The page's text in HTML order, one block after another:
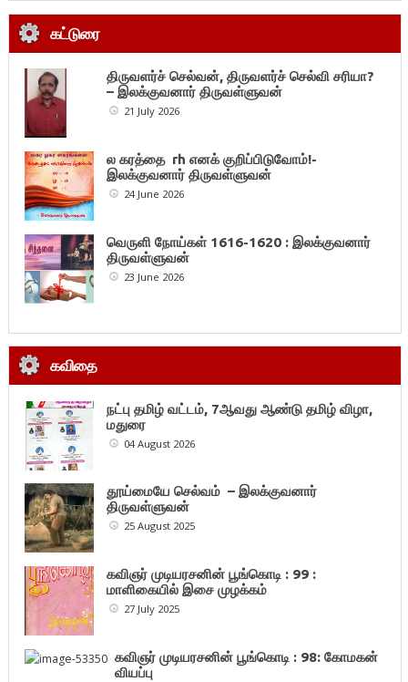
கட்டுரை
திருவளர்ச் செல்வன், திருவளர்ச் செல்வி சரியா?
– இலக்குவனார் திருவள்ளுவன்
21 July 2026
ல கரத்தை rh எனக் குறிப்பிடுவோம்!-
இலக்குவனார் திருவள்ளுவன்
24 June 2026
வெருளி நோய்கள் 1616-1620 : இலக்குவனார்
திருவள்ளுவன்
23 June 2026
கவிதை
நட்பு தமிழ் வட்டம், 7ஆவது ஆண்டு தமிழ் விழா,
மதுரை
04 August 2026
தூய்மையே செல்வம் – இலக்குவனார்
திருவள்ளுவன்
25 August 2025
கவிஞர் முடியரசனின் பூங்கொடி : 99 :
மாளிகையில் இசை முழக்கம்
27 July 2025
கவிஞர் முடியரசனின் பூங்கொடி : 98: கோமகன்
வியப்பு